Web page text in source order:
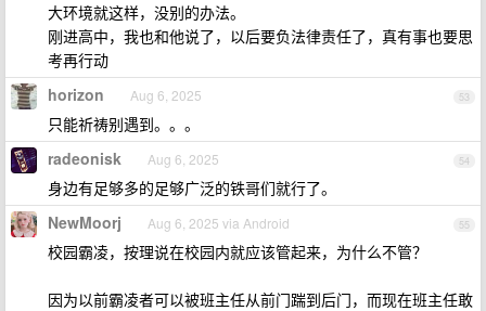
大环境就这样，没别的办法。
刚进高中，我也和他说了，以后要负法律责任了，真有事也要思
考再行动
53
horizon Aug 6, 2025
只能祈祷别遇到。。。
54
radeonisk Aug 6, 2025
身边有足够多的足够广泛的铁哥们就行了。
55
NewMoorj Aug 6, 2025 via Android
校园霸凌，按理说在校园内就应该管起来，为什么不管？
因为以前霸凌者可以被班主任从前门踹到后门，而现在班主任敢